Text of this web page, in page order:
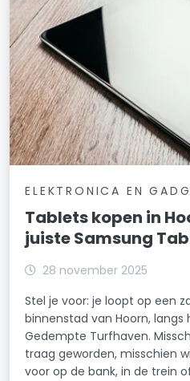
ELEKTRONICA EN
Tablets kopen in
juiste Samsung
28 november 2025
Stel je voor: je loopt op een
binnenstad van Hoorn, langs
Gedempte Turfhaven.
traag geworden, misschien
voor op de bank, in de trein